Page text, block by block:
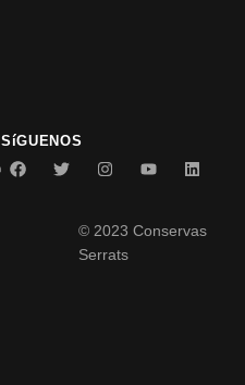
SíGUENOS
© 2023 Conservas
Serrats